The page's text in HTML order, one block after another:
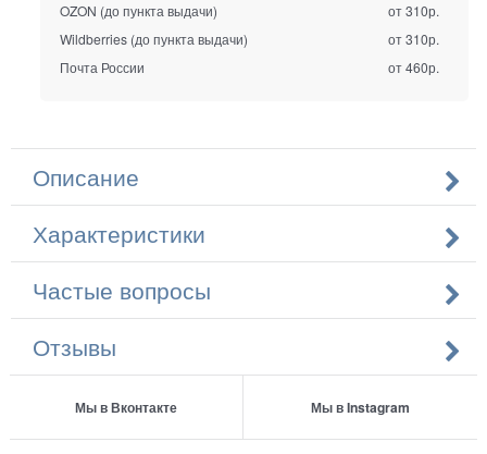
OZON (до пункта выдачи)
от 310р.
Wildberries (до пункта выдачи)
от 310р.
Почта России
от 460р.
Описание
Характеристики
Частые вопросы
Отзывы
Мы в Вконтакте Мы в Instagram